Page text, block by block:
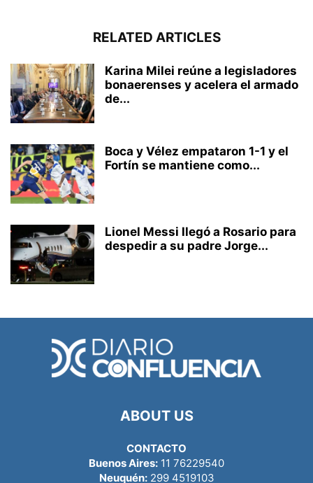
RELATED ARTICLES
Karina Milei reúne a legisladores
bonaerenses y acelera el armado
de...
Boca y Vélez empataron 1-1 y el
Fortín se mantiene como...
Lionel Messi llegó a Rosario para
despedir a su padre Jorge...
ABOUT US
CONTACTO
Buenos Aires: 11 76229540
Neuquén:299 4519103